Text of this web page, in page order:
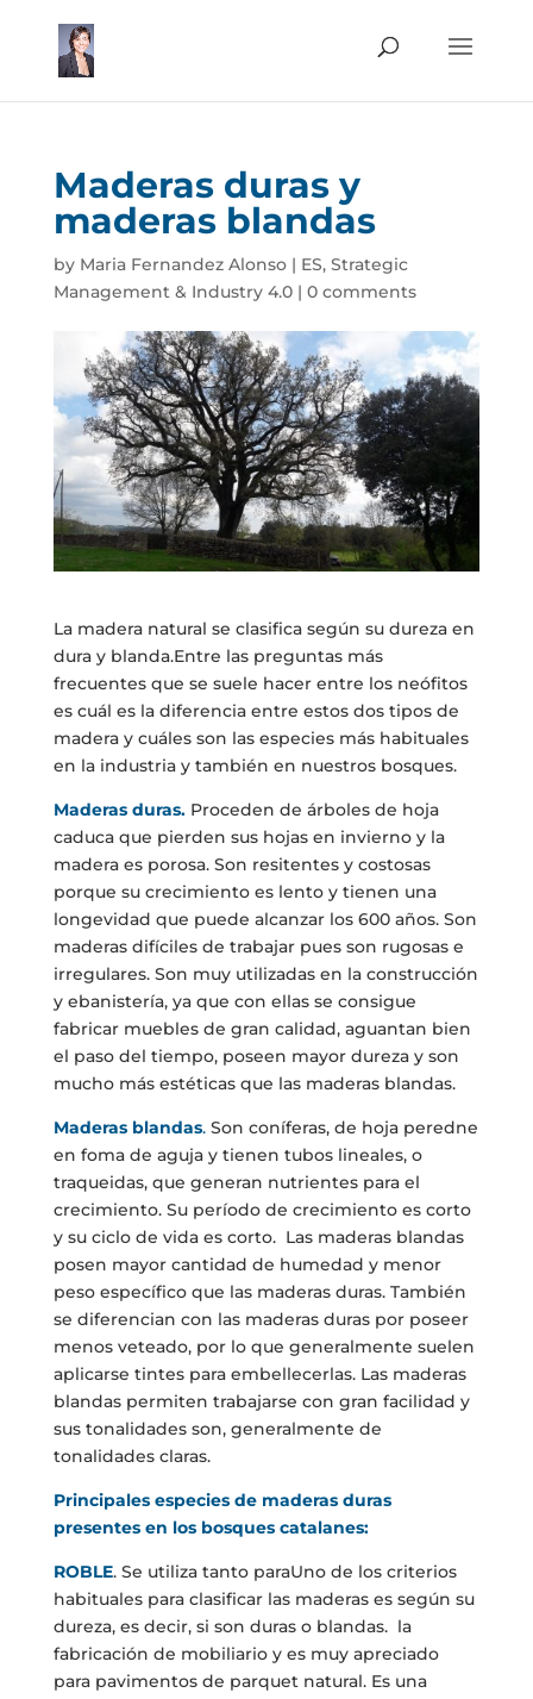
Maderas duras y
maderas blandas
by Maria Fernandez Alonso| ES, Strategic
Management & Industry 4.0| 0 comments
La madera natural se clasifica según su dureza en
dura y blanda.Entre las preguntas más
frecuentes que se suele hacer entre los neófitos
es cuál es la diferencia entre estos dos tipos de
madera y cuáles son las especies más habituales
en la industria y también en nuestros bosques.
Maderas duras. Proceden de árboles de hoja
caduca que pierden sus hojas en invierno y la
madera es porosa. Son resitentes y costosas
porque su crecimiento es lento y tienen una
longevidad que puede alcanzar los 600 años. Son
maderas difíciles de trabajar pues son rugosas e
irregulares. Son muy utilizadas en la construcción
y ebanistería, ya que con ellas se consigue
fabricar muebles de gran calidad, aguantan bien
el paso del tiempo, poseen mayor dureza y son
mucho más estéticas que las maderas blandas.
Maderas blandas.Son coníferas, de hoja peredne
en foma de aguja y tienen tubos lineales, o
traqueidas, que generan nutrientes para el
crecimiento. Su período de crecimiento es corto
y su ciclo de vida es corto. Las maderas blandas
posen mayor cantidad de humedad y menor
peso específico que las maderas duras. También
se diferencian con las maderas duras por poseer
menos veteado, por lo que generalmente suelen
aplicarse tintes para embellecerlas. Las maderas
blandas permiten trabajarse con gran facilidad y
sus tonalidades son, generalmente de
tonalidades claras.
Principales especies de maderas duras
presentes en los bosques catalanes:
ROBLE. Se utiliza tanto paraUno de los criterios
habituales para clasificar las maderas es según su
dureza, es decir, si son duras o blandas. la
fabricación de mobiliario y es muy apreciado
para pavimentos de parquet natural. Es una